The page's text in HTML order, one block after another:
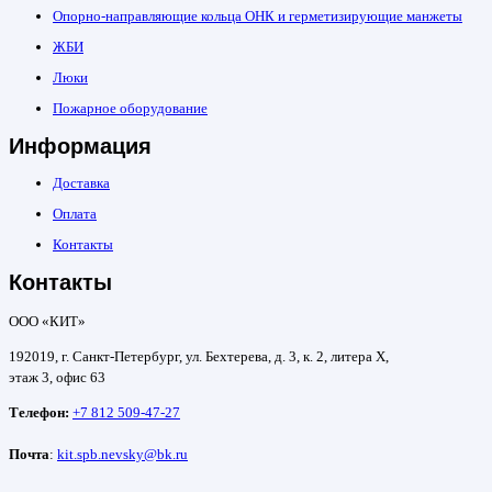
Опорно-направляющие кольца ОНК и герметизирующие манжеты
ЖБИ
Люки
Пожарное оборудование
Информация
Доставка
Оплата
Контакты
Контакты
ООО «КИТ»
192019, г. Санкт-Петербург, ул. Бехтерева, д. 3, к. 2, литера Х,
этаж 3, офис 63
Телефон: +7 812 509-47-27
Почта: kit.spb.nevsky@bk.ru